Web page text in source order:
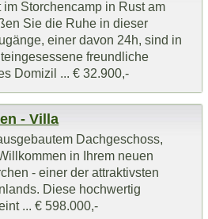
Storchencamp in Rust am
Sie die Ruhe in dieser
einer davon 24h, sind in
freundliche
Domizil ... € 32.900,-
- Villa
Dachgeschoss,
in Ihrem neuen
- einer der attraktivsten
Diese hochwertig
... € 598.000,-